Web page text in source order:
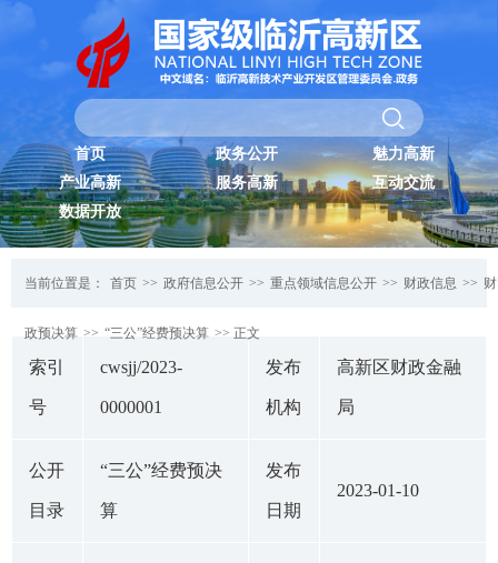
首页 政务公开
魅力高新
产业高新
服务高新
互动交流
数据开放
当前位置是： 首页 >> 政府信息公开 >> 重点领域信息公开 >> 财政信息 >> 财
政预决算 >> “三公”经费预决算 >> 正文
索引
号
cwsjj/2023-
0000001
发布
机构
高新区财政金融
局
公开
目录
“三公”经费预决
算
发布
日期
2023-01-10